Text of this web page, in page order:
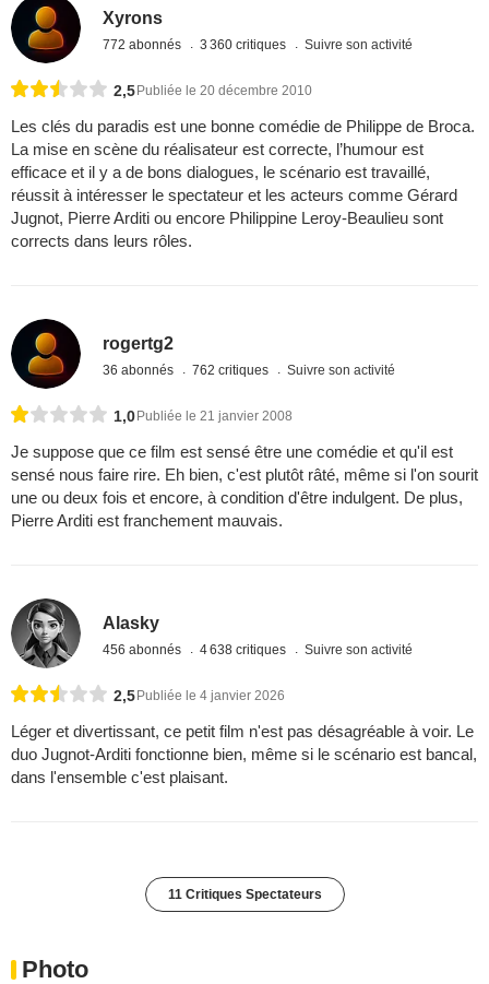
Xyrons
772 abonnés 3 360 critiques Suivre son activité
2,5Publiée le 20 décembre 2010
Les clés du paradis est une bonne comédie de Philippe de Broca.
La mise en scène du réalisateur est correcte, l’humour est
efficace et il y a de bons dialogues, le scénario est travaillé,
réussit à intéresser le spectateur et les acteurs comme Gérard
Jugnot, Pierre Arditi ou encore Philippine Leroy-Beaulieu sont
corrects dans leurs rôles.
rogertg2
36 abonnés 762 critiques Suivre son activité
1,0Publiée le 21 janvier 2008
Je suppose que ce film est sensé être une comédie et qu'il est
sensé nous faire rire. Eh bien, c'est plutôt râté, même si l'on sourit
une ou deux fois et encore, à condition d'être indulgent. De plus,
Pierre Arditi est franchement mauvais.
Alasky
456 abonnés 4 638 critiques Suivre son activité
2,5 Publiée le 4 janvier 2026
Léger et divertissant, ce petit film n'est pas désagréable à voir. Le
duo Jugnot-Arditi fonctionne bien, même si le scénario est bancal,
dans l'ensemble c'est plaisant.
11 Critiques Spectateurs
Photo